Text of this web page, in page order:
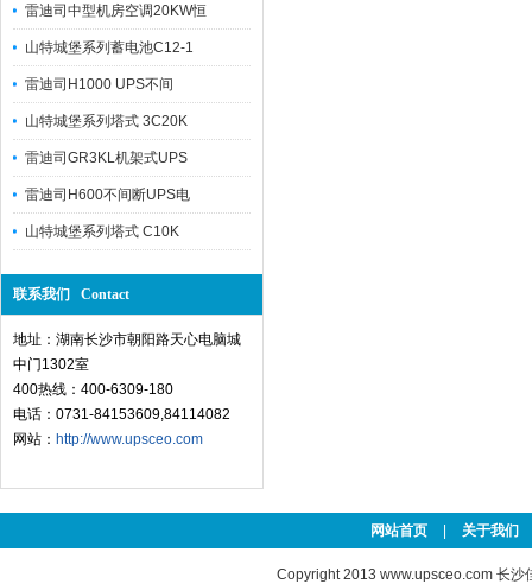
雷迪司中型机房空调20KW恒
山特城堡系列蓄电池C12-1
雷迪司H1000 UPS不间
山特城堡系列塔式 3C20K
雷迪司GR3KL机架式UPS
雷迪司H600不间断UPS电
山特城堡系列塔式 C10K
联系我们 Contact
地址：湖南长沙市朝阳路天心电脑城
中门1302室
400热线：400-6309-180
电话：0731-84153609,84114082
网站： http://www.upsceo.com
网站首页 关于我们
Copyright 2013 www.upsceo.com 长沙